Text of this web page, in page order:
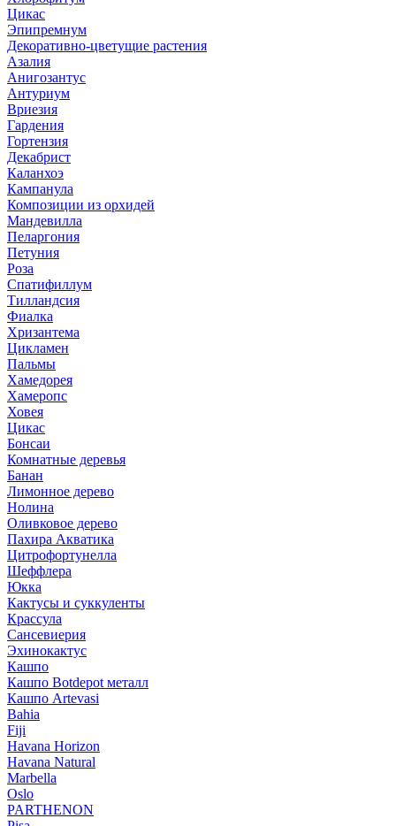
Цикас
Эпипремнум
Декоративно-цветущие растения
Азалия
Анигозантус
Антуриум
Вриезия
Гардения
Гортензия
Декабрист
Каланхоэ
Кампанула
Композиции из орхидей
Мандевилла
Пеларгония
Петуния
Роза
Спатифиллум
Тилландсия
Фиалка
Хризантема
Цикламен
Пальмы
Хамедорея
Хамеропс
Ховея
Цикас
Бонсаи
Комнатные деревья
Банан
Лимонное дерево
Нолина
Оливковое дерево
Пахира Акватика
Цитрофортунелла
Шеффлера
Юкка
Кактусы и суккуленты
Крассула
Сансевиерия
Эхинокактус
Кашпо
Кашпо Botdepot металл
Кашпо Artevasi
Bahia
Fiji
Havana Horizon
Havana Natural
Marbella
Oslo
PARTHENON